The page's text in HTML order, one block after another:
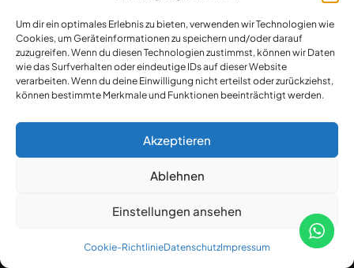
Um dir ein optimales Erlebnis zu bieten, verwenden wir Technologien wie
Cookies, um Geräteinformationen zu speichern und/oder darauf
zuzugreifen. Wenn du diesen Technologien zustimmst, können wir Daten
wie das Surfverhalten oder eindeutige IDs auf dieser Website
verarbeiten. Wenn du deine Einwilligung nicht erteilst oder zurückziehst,
können bestimmte Merkmale und Funktionen beeinträchtigt werden.
Akzeptieren
Ablehnen
Einstellungen ansehen
Cookie-RichtlinieDatenschutzImpressum